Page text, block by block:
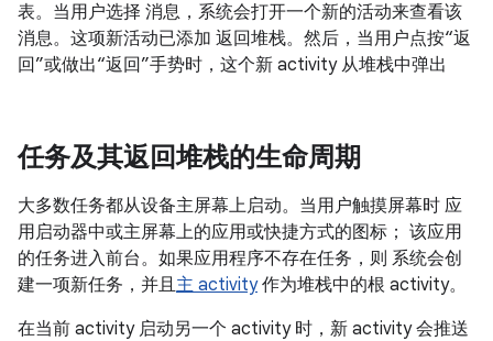
表。当用户选择 消息，系统会打开一个新的活动来查看该
消息。这项新活动已添加 返回堆栈。然后，当用户点按“返
回”或做出“返回”手势时，这个新 activity 从堆栈中弹出
任务及其返回堆栈的生命周期
大多数任务都从设备主屏幕上启动。当用户触摸屏幕时 应
用启动器中或主屏幕上的应用或快捷方式的图标； 该应用
的任务进入前台。如果应用程序不存在任务，则 系统会创
建一项新任务，并且主 activity作为堆栈中的根 activity。
在当前 activity 启动另一个 activity 时，新 activity 会推送